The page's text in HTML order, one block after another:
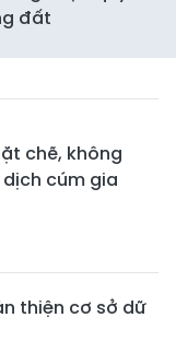
đất
chẽ, không
cúm gia
thiện cơ sở dữ